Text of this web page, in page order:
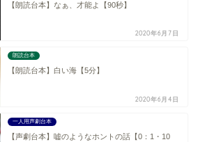
【朗読台本】なぁ、才能よ【90秒】
2020年6月7日
朗読台本
【朗読台本】白い海【5分】
2020年6月4日
一人用声劇台本
【声劇台本】嘘のようなホントの話【0：1・10